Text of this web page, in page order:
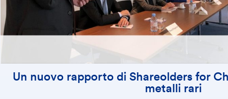
Un nuovo rapporto di Shareolders for
metalli rari